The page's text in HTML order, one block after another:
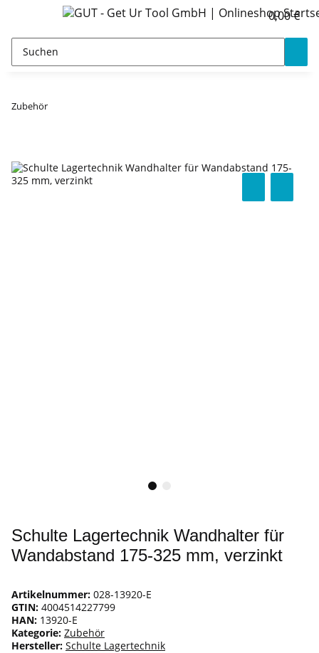
0,00 €
Zubehör
Schulte Lagertechnik Wandhalter für
Wandabstand 175-325 mm, verzinkt
Artikelnummer: 028-13920-E
GTIN: 4004514227799
HAN: 13920-E
Kategorie: Zubehör
Hersteller: Schulte Lagertechnik